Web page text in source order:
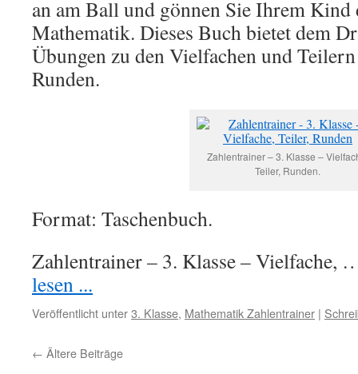
an am Ball und gönnen Sie Ihrem
Mathematik. Dieses Buch bietet dem
Übungen zu den Vielfachen und
Runden.
Zahlentrainer – 3. Klasse –
Teiler, Runden.
Format: Taschenbuch.
Zahlentrainer – 3. Klasse – Vielfache,
lesen ...
Veröffentlicht unter3. Klasse, Mathematik Zahlentrainer |
← Ältere Beiträge